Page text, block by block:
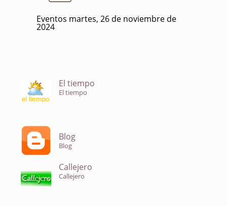
Eventos martes, 26 de noviembre de
2024
El tiempo
El tiempo
Blog
Blog
Callejero
Callejero